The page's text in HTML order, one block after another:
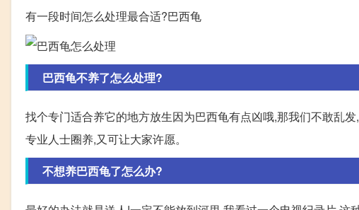
有一段时间怎么处理最合适?巴西龟
巴西龟不养了怎么处理?
找个专门适合养它的地方放生因为巴西龟有点凶哦,那我们不敢乱
专业人士圈养,又可让大家许愿。
不想养巴西龟了怎么办?